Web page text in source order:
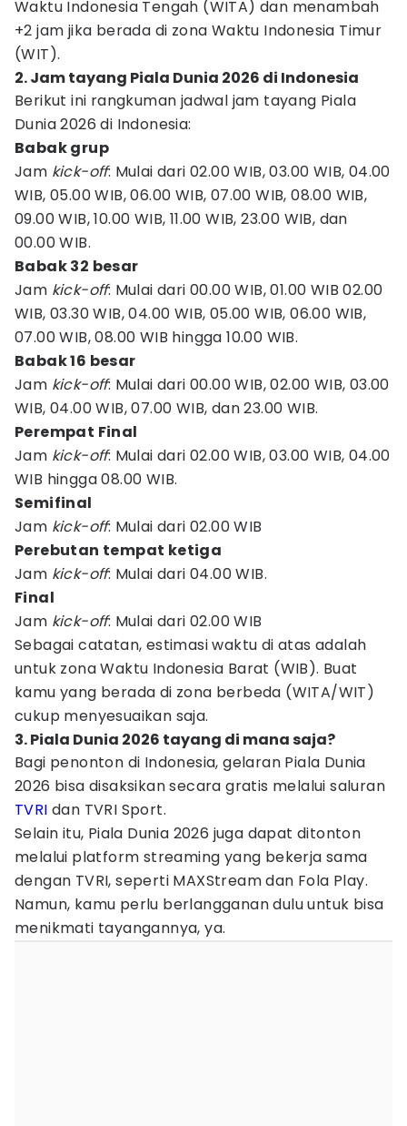
Waktu Indonesia Tengah (WITA) dan menambah
+2 jam jika berada di zona Waktu Indonesia Timur
(WIT).
2. Jam tayang Piala Dunia 2026 di Indonesia
Berikut ini rangkuman jadwal jam tayang Piala
Dunia 2026 di Indonesia:
Babak grup
Jam kick-off: Mulai dari 02.00 WIB, 03.00 WIB, 04.00
WIB, 05.00 WIB, 06.00 WIB, 07.00 WIB, 08.00 WIB,
09.00 WIB, 10.00 WIB, 11.00 WIB, 23.00 WIB, dan
00.00 WIB.
Babak 32 besar
Jam kick-off: Mulai dari 00.00 WIB, 01.00 WIB 02.00
WIB, 03.30 WIB, 04.00 WIB, 05.00 WIB, 06.00 WIB,
07.00 WIB, 08.00 WIB hingga 10.00 WIB.
Babak 16 besar
Jam kick-off: Mulai dari 00.00 WIB, 02.00 WIB, 03.00
WIB, 04.00 WIB, 07.00 WIB, dan 23.00 WIB.
Perempat Final
Jam kick-off: Mulai dari 02.00 WIB, 03.00 WIB, 04.00
WIB hingga 08.00 WIB.
Semifinal
Jam kick-off: Mulai dari 02.00 WIB
Perebutan tempat ketiga
Jam kick-off: Mulai dari 04.00 WIB.
Final
Jam kick-off: Mulai dari 02.00 WIB
Sebagai catatan, estimasi waktu di atas adalah
untuk zona Waktu Indonesia Barat (WIB). Buat
kamu yang berada di zona berbeda (WITA/WIT)
cukup menyesuaikan saja.
3. Piala Dunia 2026 tayang di mana saja?
Bagi penonton di Indonesia, gelaran Piala Dunia
2026 bisa disaksikan secara gratis melalui saluran
TVRI dan TVRI Sport.
Selain itu, Piala Dunia 2026 juga dapat ditonton
melalui platform streaming yang bekerja sama
dengan TVRI, seperti MAXStream dan Fola Play.
Namun, kamu perlu berlangganan dulu untuk bisa
menikmati tayangannya, ya.